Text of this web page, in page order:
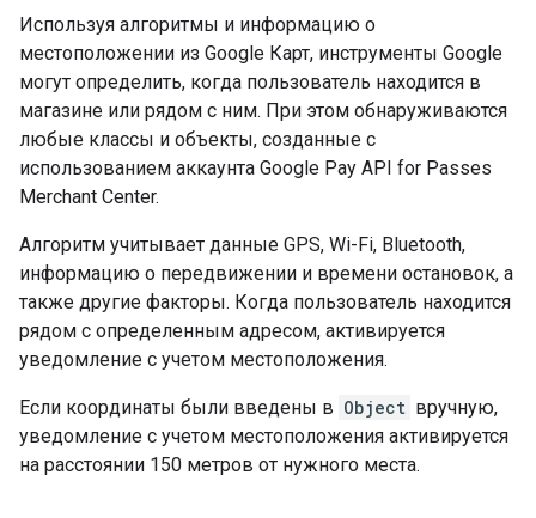
Используя алгоритмы и информацию о
местоположении из Google Карт, инструменты Google
могут определить, когда пользователь находится в
магазине или рядом с ним. При этом обнаруживаются
любые классы и объекты, созданные с
использованием аккаунта Google Pay API for Passes
Merchant Center.
Алгоритм учитывает данные GPS, Wi-Fi, Bluetooth,
информацию о передвижении и времени остановок, а
также другие факторы. Когда пользователь находится
рядом с определенным адресом, активируется
уведомление с учетом местоположения.
Если координаты были введены в Object вручную,
уведомление с учетом местоположения активируется
на расстоянии 150 метров от нужного места.